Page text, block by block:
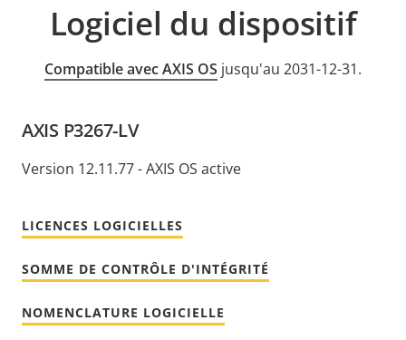
Logiciel du dispositif
Compatible avec AXIS OS jusqu'au 2031-12-31.
AXIS P3267-LV
Version 12.11.77 - AXIS OS active
LICENCES LOGICIELLES
SOMME DE CONTRÔLE D'INTÉGRITÉ
NOMENCLATURE LOGICIELLE